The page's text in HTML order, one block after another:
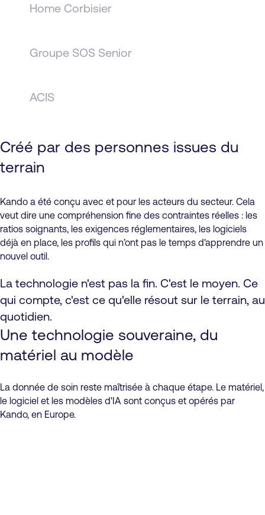
Home Corbisier
Groupe SOS Senior
ACIS
Créé par des personnes issues du
terrain
Kando a été conçu avec et pour les acteurs du secteur. Cela
veut dire une compréhension fine des contraintes réelles : les
ratios soignants, les exigences réglementaires, les logiciels
déjà en place, les profils qui n’ont pas le temps d'apprendre un
nouvel outil.
La technologie n'est pas la fin. C'est le moyen. Ce
qui compte, c'est ce qu'elle résout sur le terrain, au
quotidien.
Une technologie souveraine, du
matériel au modèle
La donnée de soin reste maîtrisée à chaque étape. Le matériel,
le logiciel et les modèles d'IA sont conçus et opérés par
Kando, en Europe.